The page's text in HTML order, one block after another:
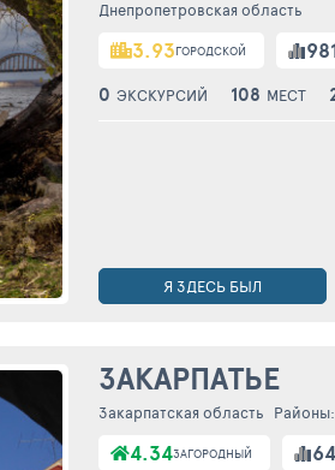
Днепропетровская область
3.93ГОРОДСКОЙ
0 ЭКСКУРСИЙ 108 МЕСТ
Я ЗДЕСЬ БЫЛ
ЗАКАРПАТЬЕ
Закарпатская область Районы:
4.34ЗАГОРОДНЫЙ